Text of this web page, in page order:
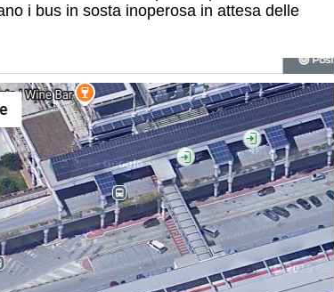
i bus in sosta inoperosa in attesa delle